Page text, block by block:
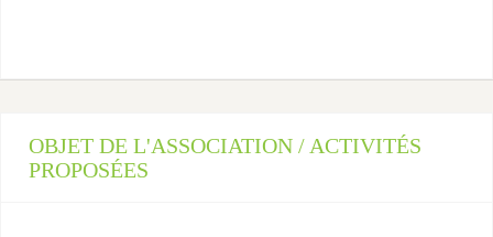
OBJET DE L'ASSOCIATION / ACTIVITÉS
PROPOSÉES